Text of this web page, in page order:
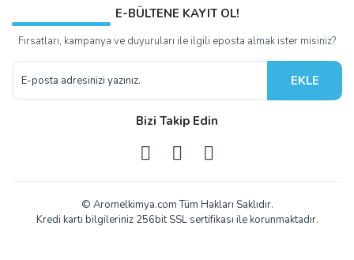
E-BÜLTENE KAYIT OL!
Fırsatları, kampanya ve duyuruları ile ilgili eposta almak ister misiniz?
EKLE
Bizi Takip Edin
© Aromelkimya.com Tüm Hakları Saklıdır.
Kredi kartı bilgileriniz 256bit SSL sertifikası ile korunmaktadır.